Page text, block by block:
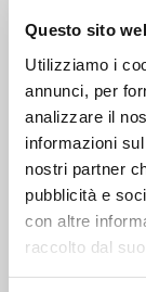
Questo sito
Utilizziamo i
annunci, per
analizzare il
informazioni
nostri partner
pubblicità e
con altre
raccolto dal
rivedere
di
Troppo
fornire a
consigli e
sviluppo